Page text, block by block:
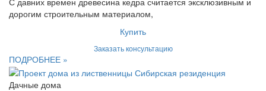
дорогим строительным материалом,
Купить
Заказать консультацию
ПОДРОБНЕЕ »
Дачные дома